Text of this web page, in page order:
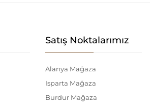
Satış Noktalarımız
Alanya Mağaza
Isparta Mağaza
Burdur Mağaza